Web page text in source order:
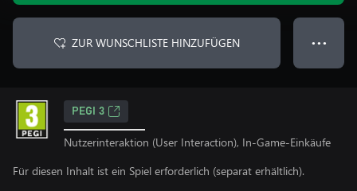
ZUR WUNSCHLISTE HINZUFÜGEN ● ● ●
PEGI 3
Nutzerinteraktion (User Interaction), In-Game-Einkäufe
Für diesen Inhalt ist ein Spiel erforderlich (separat erhältlich).